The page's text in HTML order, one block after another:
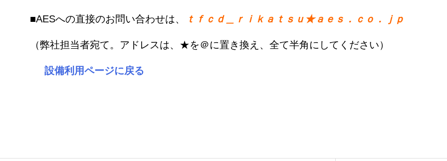
■AESへの直接のお問い合わせは、 ｔｆｃｄ＿ｒｉｋａｔｓｕ★ａｅｓ．ｃｏ．ｊｐ
（弊社担当者宛て。アドレスは、★を＠に置き換え、全て半角にしてください）
設備利用ページに戻る